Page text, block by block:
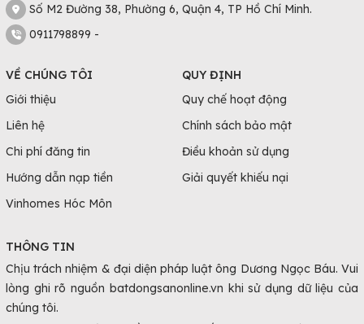
Số M2 Đường 38, Phường 6, Quận 4, TP Hồ Chí Minh.
0911798899 -
VỀ CHÚNG TÔI
Giới thiệu
Liên hệ
Chi phí đăng tin
Hướng dẫn nạp tiền
Vinhomes Hóc Môn
QUY ĐỊNH
Quy chế hoạt động
Chính sách bảo mật
Điều khoản sử dụng
Giải quyết khiếu nại
THÔNG TIN
Chịu trách nhiệm & đại diện pháp luật ông Dương Ngọc Báu. Vui
lòng ghi rõ nguồn batdongsanonline.vn khi sử dụng dữ liệu của
chúng tôi.